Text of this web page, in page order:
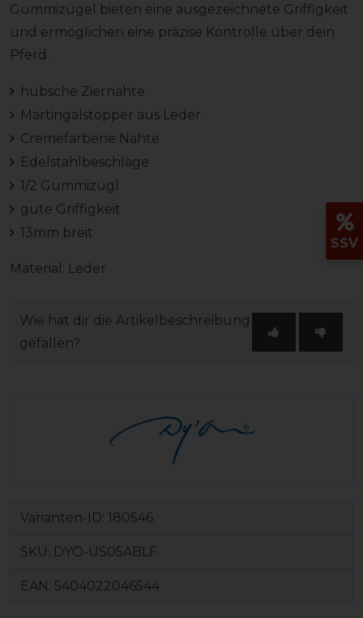
Gummizügel bieten eine ausgezeichnete Griffigkeit
und ermöglichen eine präzise Kontrolle über dein
Pferd.
hübsche Ziernähte
Martingalstopper aus Leder
Cremefarbene Nähte
Edelstahlbeschläge
1/2 Gummizügl
gute Griffigkeit
13mm breit
Material: Leder
Wie hat dir die Artikelbeschreibung
gefallen?
Varianten-ID: 180546
SKU: DYO-US05ABLF
EAN: 5404022046544
SSV